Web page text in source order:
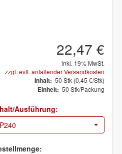
22,47 €
inkl. 19% MwSt.
zzgl. evtl. anfallender Versandkosten
Inhalt: 50 Stk (0,45 €/Stk)
Einheit: 50 Stk/Packung
Ausführung:
P240